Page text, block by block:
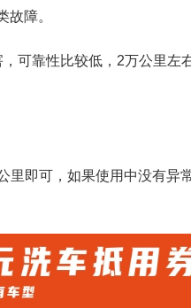
障。
可靠性比较低，2万公里左
里即可，如果使用中没有异